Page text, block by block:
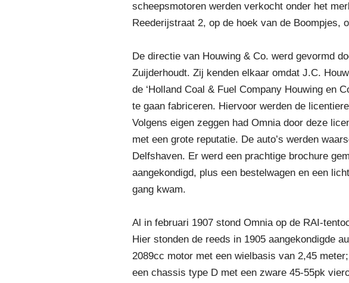
scheepsmotoren werden verkocht onder het
Reederijstraat 2, op de hoek van de Boompjes,
De directie van Houwing & Co. werd gevormd
Zuijderhoudt. Zij kenden elkaar omdat J.C.
de ‘Holland Coal & Fuel Company Houwing en
te gaan fabriceren. Hiervoor werden de
Volgens eigen zeggen had Omnia door deze
met een grote reputatie. De auto’s werden
Delfshaven. Er werd een prachtige brochure
aangekondigd, plus een bestelwagen en een
gang kwam.
Al in februari 1907 stond Omnia op de RAI-
Hier stonden de reeds in 1905 aangekondigde
2089cc motor met een wielbasis van 2,45
een chassis type D met een zware 45-55pk